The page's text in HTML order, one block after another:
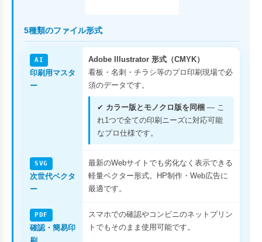
5種類のファイル形式
AI
印刷用マスタ
ー
Adobe Illustrator 形式（CMYK）
看板・名刺・チラシ等のプロ印刷現場で必
須のデータです。
✔ カラー版とモノクロ版を同梱 — こ
れ1つで全ての印刷ニーズに対応可能
なプロ仕様です。
SVG
次世代ベクタ
ー
最新のWebサイトでも劣化なく表示できる
軽量ベクター形式。HP制作・Web広告に
最適です。
PDF
確認・簡易印
スマホでの確認やコンビニのネットプリン
トでもそのまま使用可能です。